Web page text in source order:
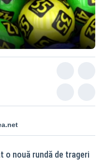
o nouă rundă de trageri